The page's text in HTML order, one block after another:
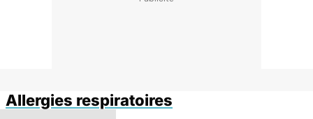
Allergies respiratoires